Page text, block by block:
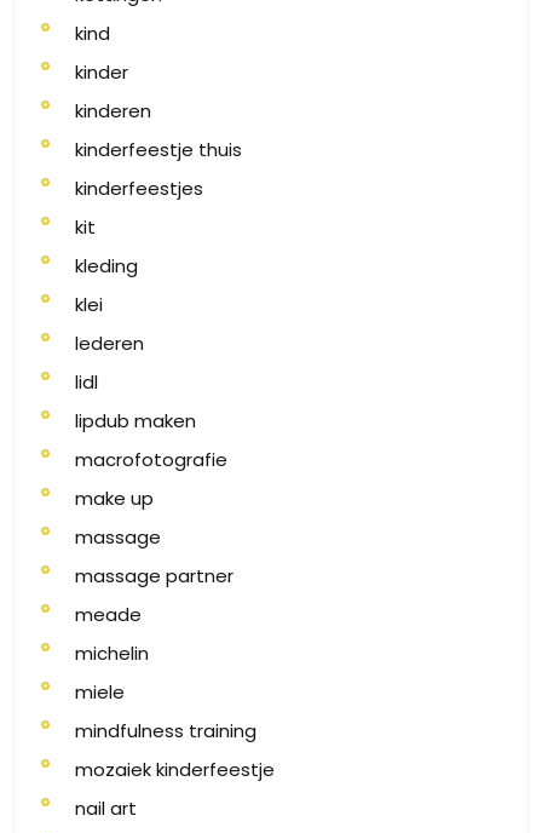
kind
kinder
kinderen
kinderfeestje thuis
kinderfeestjes
kit
kleding
klei
lederen
lidl
lipdub maken
macrofotografie
make up
massage
massage partner
meade
michelin
miele
mindfulness training
mozaiek kinderfeestje
nail art